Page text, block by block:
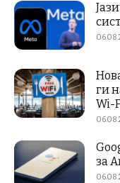
ги
Wi-
за